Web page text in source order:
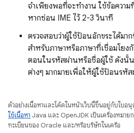
จำเพียงพอที่จะทำงาน ใช้ข้อควา
หากซ่อน IME ไว้ 2-3 วินาที
ตรวจสอบว่าผู้ใช้ป้อนอักขระได้มา
สำหรับภาษาหรือภาษาที่เชื่อมโยง
ตอนในรหัสผ่านหรือชื่อผู้ใช้ ดังนั้
ต่างๆ มากมายเพื่อให้ผู้ใช้ป้อนรหั
ตัวอย่างเนื้อหาและโค้ดในหน้าเว็บนี้ขึ้นอยู่กับใบอ
ใช้เนื้อหา Java และ OpenJDK เป็นเครื่องหมาย
ทะเบียนของ Oracle และ/หรือบริษัทในเครือ